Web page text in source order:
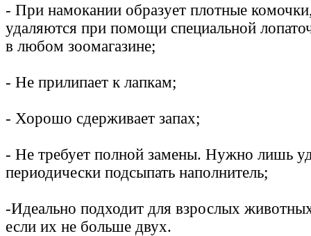
- При намокании образует плотные
удаляются при помощи специальной
в любом зоомагазине;
- Не прилипает к лапкам;
- Хорошо сдерживает запах;
- Не требует полной замены. Нужно лишь
периодически подсыпать наполнитель;
-Идеально подходит для взрослых
если их не больше двух.